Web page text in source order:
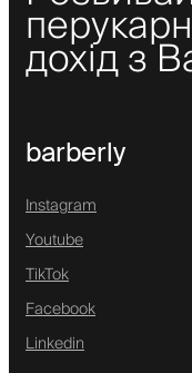
дохід з
barberly
Instagram
Youtube
TikTok
Facebook
Linkedin